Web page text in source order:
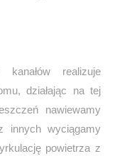
realizuje
działając na tej
nawiewamy
innych wyciągamy
powietrza z